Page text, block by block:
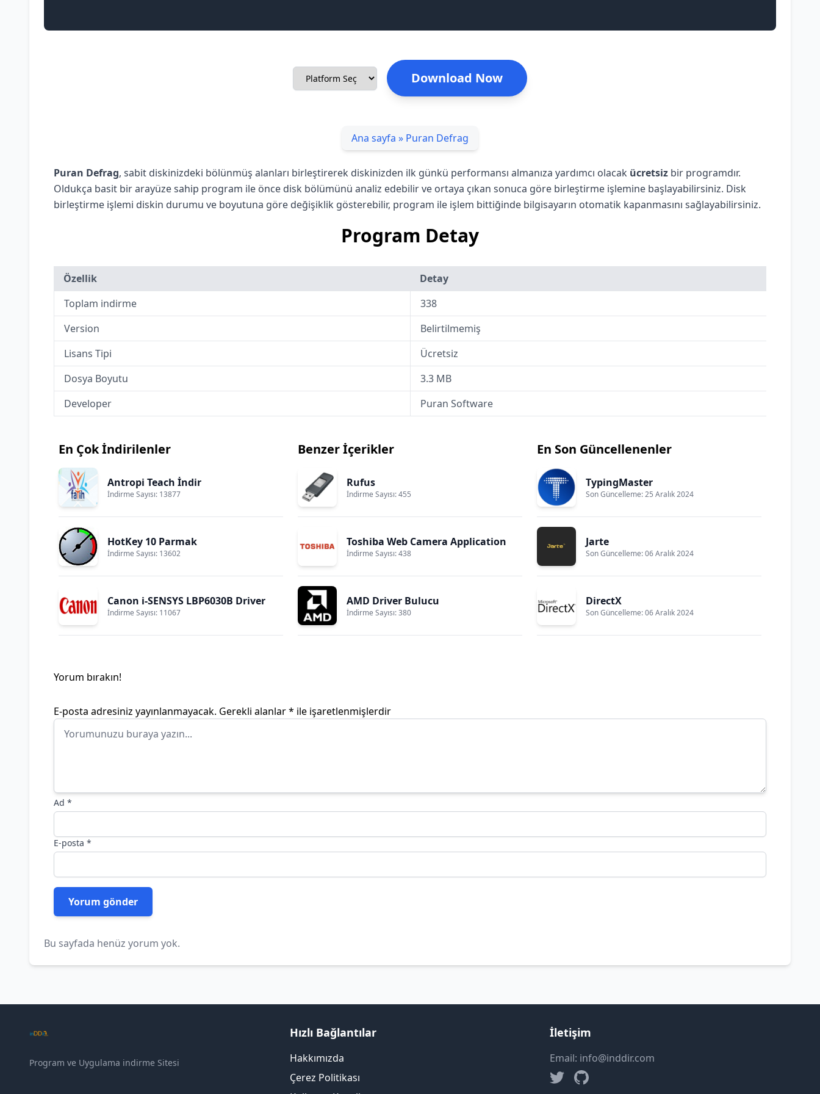
Download Now
Ana sayfa » Puran Defrag
Puran Defrag, sabit diskinizdeki bölünmüş alanları birleştirerek diskinizden ilk günkü performansı almanıza yardımcı olacak ücretsiz bir programdır.
Oldukça basit bir arayüze sahip program ile önce disk bölümünü analiz edebilir ve ortaya çıkan sonuca göre birleştirme işlemine başlayabilirsiniz. Disk
birleştirme işlemi diskin durumu ve boyutuna göre değişiklik gösterebilir, program ile işlem bittiğinde bilgisayarın otomatik kapanmasını sağlayabilirsiniz.
Program Detay
Özellik
Detay
Toplam indirme
338
Version
Belirtilmemiş
Lisans Tipi
Ücretsiz
Dosya Boyutu
3.3 MB
Developer
Puran Software
En Çok İndirilenler
Antropi Teach İndir
İndirme Sayısı: 13877
HotKey 10 Parmak
İndirme Sayısı: 13602
Canon i-SENSYS LBP6030B Driver
İndirme Sayısı: 11067
Benzer İçerikler
Rufus
İndirme Sayısı: 455
Toshiba Web Camera Application
İndirme Sayısı: 438
AMD Driver Bulucu
İndirme Sayısı: 380
En Son Güncellenenler
TypingMaster
Son Güncelleme: 25 Aralık 2024
Jarte
Son Güncelleme: 06 Aralık 2024
DirectX
Son Güncelleme: 06 Aralık 2024
Yorum bırakın!
E-posta adresiniz yayınlanmayacak. Gerekli alanlar* ile işaretlenmişlerdir
Ad *
E-posta *
Bu sayfada henüz yorum yok.
Program ve Uygulama indirme Sitesi
Hızlı Bağlantılar
Hakkımızda
Çerez Politikası
İletişim
Email: info@inddir.com